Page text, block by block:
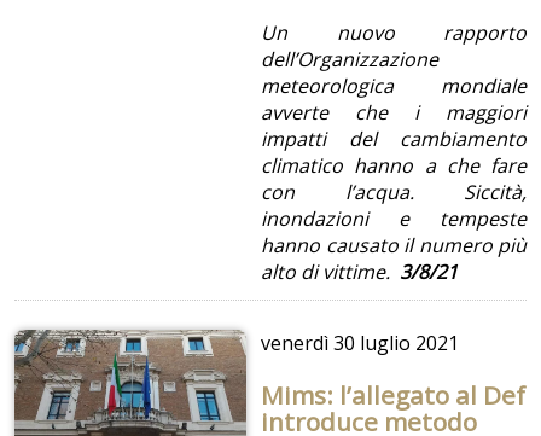
Un nuovo rapporto
dell’Organizzazione
meteorologica mondiale
avverte che i maggiori
impatti del cambiamento
climatico hanno a che fare
con l’acqua. Siccità,
inondazioni e tempeste
hanno causato il numero più
alto di vittime. 3/8/21
venerdì30 luglio 2021
Mims: l’allegato al Def
introduce metodo